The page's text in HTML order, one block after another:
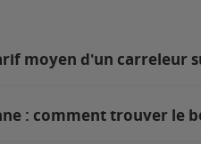
moyen d'un carreleur
: comment trouver le